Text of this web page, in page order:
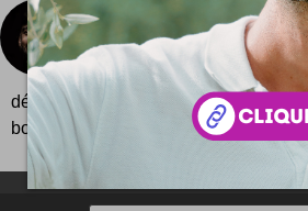
Concours #JeudiPhoto
Empochez un bon d'achat
photos ! Elle est pas belle
démarre ce jeudi 5 juillet 2018. A
bon...